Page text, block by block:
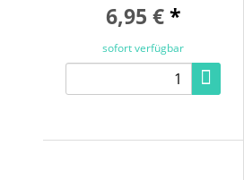
6,95 € *
sofort verfügbar